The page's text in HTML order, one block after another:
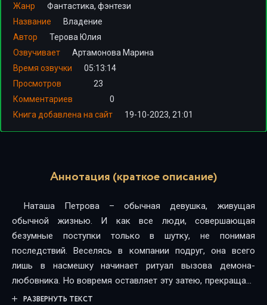
Жанр
Фантастика, фэнтези
Название
Владение
Автор
Терова Юлия
Озвучивает
Артамонова Марина
Время озвучки
05:13:14
Просмотров
23
Комментариев
0
Книга добавлена на сайт
19-10-2023, 21:01
Аннотация (краткое описание)
Наташа Петрова – обычная девушка, живущая
обычной жизнью. И как все люди, совершающая
безумные поступки только в шутку, не понимая
последствий. Веселясь в компании подруг, она всего
лишь в насмешку начинает ритуал вызова демона-
любовника. Но вовремя оставляет эту затею, прекращает
ритуал, и вообще делает его неправильно. Казалось бы,
РАЗВЕРНУТЬ ТЕКСТ